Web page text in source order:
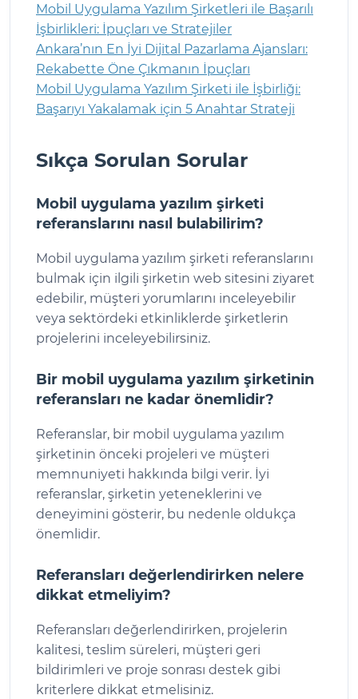
Mobil Uygulama Yazılım Şirketleri ile Başarılı
İşbirlikleri: İpuçları ve Stratejiler
Ankara’nın En İyi Dijital Pazarlama Ajansları:
Rekabette Öne Çıkmanın İpuçları
Mobil Uygulama Yazılım Şirketi ile İşbirliği:
Başarıyı Yakalamak için 5 Anahtar Strateji
Sıkça Sorulan Sorular
Mobil uygulama yazılım şirketi
referanslarını nasıl bulabilirim?
Mobil uygulama yazılım şirketi referanslarını
bulmak için ilgili şirketin web sitesini ziyaret
edebilir, müşteri yorumlarını inceleyebilir
veya sektördeki etkinliklerde şirketlerin
projelerini inceleyebilirsiniz.
Bir mobil uygulama yazılım şirketinin
referansları ne kadar önemlidir?
Referanslar, bir mobil uygulama yazılım
şirketinin önceki projeleri ve müşteri
memnuniyeti hakkında bilgi verir. İyi
referanslar, şirketin yeteneklerini ve
deneyimini gösterir, bu nedenle oldukça
önemlidir.
Referansları değerlendirirken nelere
dikkat etmeliyim?
Referansları değerlendirirken, projelerin
kalitesi, teslim süreleri, müşteri geri
bildirimleri ve proje sonrası destek gibi
kriterlere dikkat etmelisiniz.